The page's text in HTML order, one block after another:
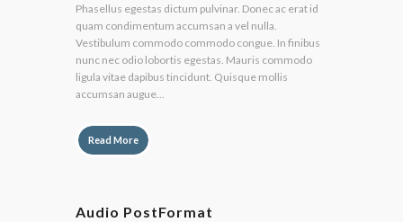
Phasellus egestas dictum pulvinar. Donec ac erat id
quam condimentum accumsan a vel nulla.
Vestibulum commodo commodo congue. In finibus
nunc nec odio lobortis egestas. Mauris commodo
ligula vitae dapibus tincidunt. Quisque mollis
accumsan augue...
Read More
Audio PostFormat